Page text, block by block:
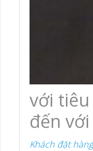
với
đến
Khách đặt